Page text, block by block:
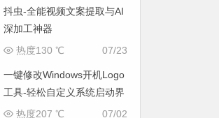
抖虫-全能视频文案提取与AI
深加工神器
07/23
热度130 ℃
一键修改Windows开机Logo
工具-轻松自定义系统启动界
面
07/02
热度207 ℃